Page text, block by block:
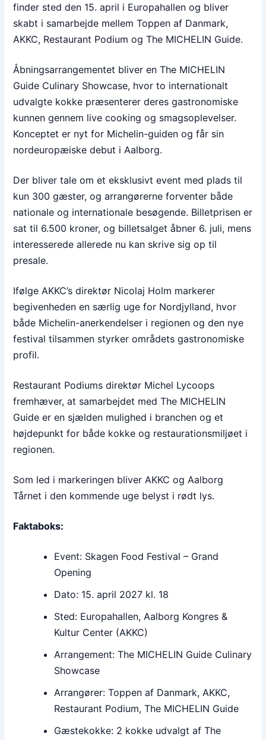
finder sted den 15. april i Europahallen og bliver
skabt i samarbejde mellem Toppen af Danmark,
AKKC, Restaurant Podium og The MICHELIN Guide.
Åbningsarrangementet bliver en The MICHELIN
Guide Culinary Showcase, hvor to internationalt
udvalgte kokke præsenterer deres gastronomiske
kunnen gennem live cooking og smagsoplevelser.
Konceptet er nyt for Michelin-guiden og får sin
nordeuropæiske debut i Aalborg.
Der bliver tale om et eksklusivt event med plads til
kun 300 gæster, og arrangørerne forventer både
nationale og internationale besøgende. Billetprisen er
sat til 6.500 kroner, og billetsalget åbner 6. juli, mens
interesserede allerede nu kan skrive sig op til
presale.
Ifølge AKKC’s direktør Nicolaj Holm markerer
begivenheden en særlig uge for Nordjylland, hvor
både Michelin-anerkendelser i regionen og den nye
festival tilsammen styrker områdets gastronomiske
profil.
Restaurant Podiums direktør Michel Lycoops
fremhæver, at samarbejdet med The MICHELIN
Guide er en sjælden mulighed i branchen og et
højdepunkt for både kokke og restaurationsmiljøet i
regionen.
Som led i markeringen bliver AKKC og Aalborg
Tårnet i den kommende uge belyst i rødt lys.
Faktaboks:
Event: Skagen Food Festival – Grand
Opening
Dato: 15. april 2027 kl. 18
Sted: Europahallen, Aalborg Kongres &
Kultur Center (AKKC)
Arrangement: The MICHELIN Guide Culinary
Showcase
Arrangører: Toppen af Danmark, AKKC,
Restaurant Podium, The MICHELIN Guide
Gæstekokke: 2 kokke udvalgt af The